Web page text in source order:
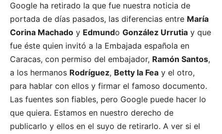
Google ha retirado la que fue nuestra noticia de
portada de días pasados, las diferencias entre María
Corina Machado y Edmundo González Urrutia y que
fue éste quien invitó a la Embajada española en
Caracas, con permiso del embajador, Ramón Santos,
a los hermanos Rodríguez, Betty la Fea y el otro,
para hablar con ellos y firmar el famoso documento.
Las fuentes son fiables, pero Google puede hacer lo
que quiera. Estamos en nuestro derecho de
publicarlo y ellos en el suyo de retirarlo. A ver si el